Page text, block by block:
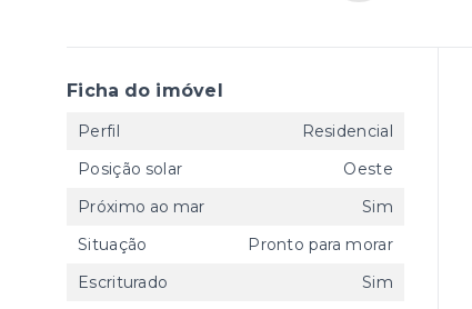
Ficha do imóvel
Perfil
Residencial
Posição solar
Oeste
Próximo ao mar
Sim
Situação
Pronto para morar
Escriturado
Sim